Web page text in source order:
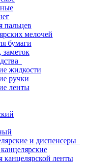
пальцев
мелочей
бумаги
заметок
жидкости
ручки
ленты
и диспенсеры
канцелярской ленты